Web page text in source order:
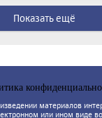
Показать ещё
материалов
или ином виде